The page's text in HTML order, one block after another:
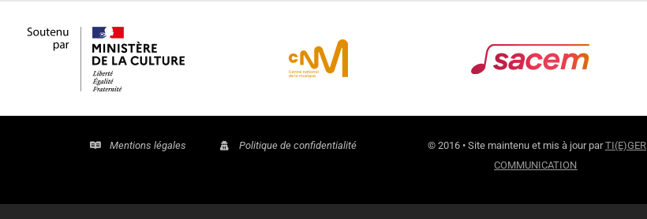
Mentions légales Politique de confidentialité © 2016 • Site maintenu et mis à jour parTI(E)GER
COMMUNICATION